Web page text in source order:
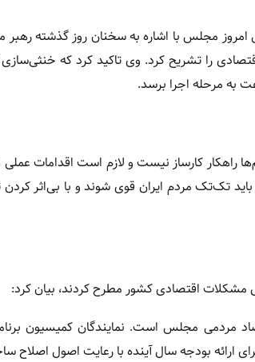
مجلس با اشاره به سخنان روز گذشته رهبر
را تشریح کرد. وی تاکید کرد که
به مرحله اجرا برسد.
راهکار کارساز نیست و لازم است اقدامات
تک‌تک مردم ایران قوی شوند و با بی‌اثر کردن
اقتصادی کشور مطرح کردند، بیان کرد:
مردمی مجلس است. نمایندگان کمیسیون
ارائه بودجه سال آینده با رعایت اصول اصلاح